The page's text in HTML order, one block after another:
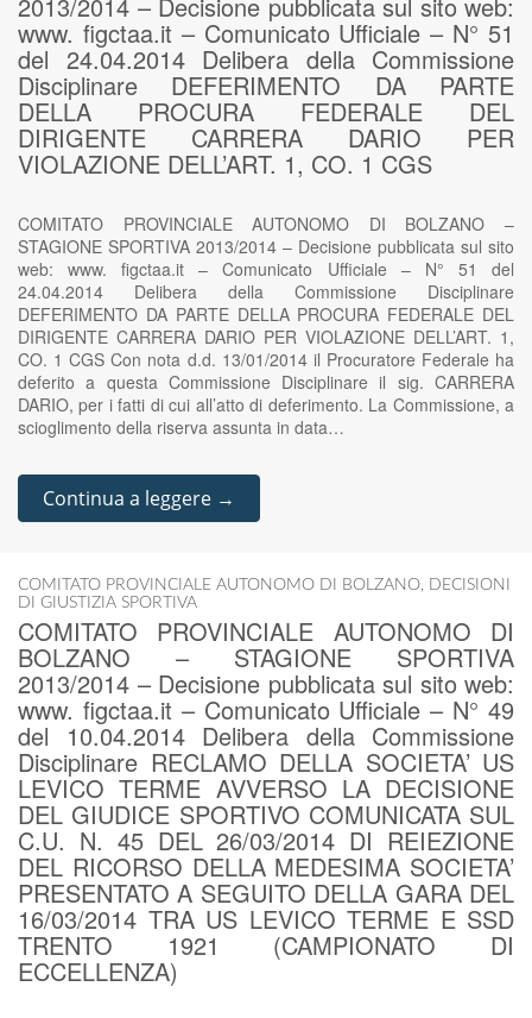
www. figctaa.it – Comunicato Ufficiale – N° 51
del 24.04.2014 Delibera della Commissione
Disciplinare DEFERIMENTO DA PARTE
DELLA PROCURA FEDERALE DEL
DIRIGENTE CARRERA DARIO PER
VIOLAZIONE DELL’ART. 1, CO. 1 CGS
COMITATO PROVINCIALE AUTONOMO DI BOLZANO –
STAGIONE SPORTIVA 2013/2014 – Decisione pubblicata sul sito
web: www. figctaa.it – Comunicato Ufficiale – N° 51 del
24.04.2014 Delibera della Commissione Disciplinare
DEFERIMENTO DA PARTE DELLA PROCURA FEDERALE DEL
DIRIGENTE CARRERA DARIO PER VIOLAZIONE DELL’ART. 1,
CO. 1 CGS Con nota d.d. 13/01/2014 il Procuratore Federale ha
deferito a questa Commissione Disciplinare il sig. CARRERA
DARIO, per i fatti di cui all’atto di deferimento. La Commissione, a
scioglimento della riserva assunta in data…
Continua a leggere →
COMITATO PROVINCIALE AUTONOMO DI BOLZANO, DECISIONI
DI GIUSTIZIA SPORTIVA
COMITATO PROVINCIALE AUTONOMO DI
BOLZANO – STAGIONE SPORTIVA
2013/2014 – Decisione pubblicata sul sito web:
www. figctaa.it – Comunicato Ufficiale – N° 49
del 10.04.2014 Delibera della Commissione
Disciplinare RECLAMO DELLA SOCIETA’ US
LEVICO TERME AVVERSO LA DECISIONE
DEL GIUDICE SPORTIVO COMUNICATA SUL
C.U. N. 45 DEL 26/03/2014 DI REIEZIONE
DEL RICORSO DELLA MEDESIMA SOCIETA’
PRESENTATO A SEGUITO DELLA GARA DEL
16/03/2014 TRA US LEVICO TERME E SSD
TRENTO 1921 (CAMPIONATO DI
ECCELLENZA)